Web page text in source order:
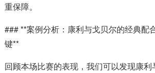
重保障。
### **案例分析：康利与戈贝尔的经典配
键**
回顾本场比赛的表现，我们可以发现康